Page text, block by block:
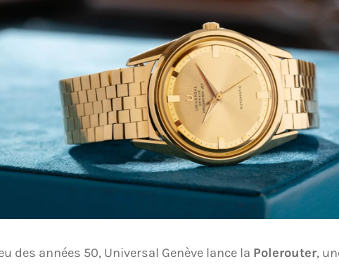
des années 50, Universal Genève lance la Polerouter,